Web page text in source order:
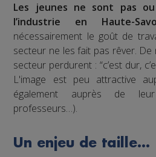
Les jeunes ne sont pas
l’industrie en Haute-
nécessairement le goût de
secteur ne les fait pas rêver.
secteur perdurent : “c’est dur,
L'image est peu attractive
également auprès de
professeurs…).
Un enjeu de taille…